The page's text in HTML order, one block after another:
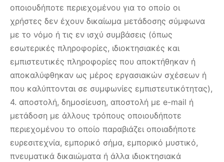
οποιουδήποτε περιεχομένου για το οποίο οι
χρήστες δεν έχουν δικαίωμα μετάδοσης σύμφωνα
με το νόμο ή τις εν ισχύ συμβάσεις (όπως
εσωτερικές πληροφορίες, ιδιοκτησιακές και
εμπιστευτικές πληροφορίες που αποκτήθηκαν ή
αποκαλύφθηκαν ως μέρος εργασιακών σχέσεων ή
που καλύπτονται σε συμφωνίες εμπιστευτικότητας),
4. αποστολή, δημοσίευση, αποστολή με e-mail ή
μετάδοση με άλλους τρόπους οποιουδήποτε
περιεχομένου το οποίο παραβιάζει οποιαδήποτε
ευρεσιτεχνία, εμπορικό σήμα, εμπορικό μυστικό,
πνευματικά δικαιώματα ή άλλα ιδιοκτησιακά